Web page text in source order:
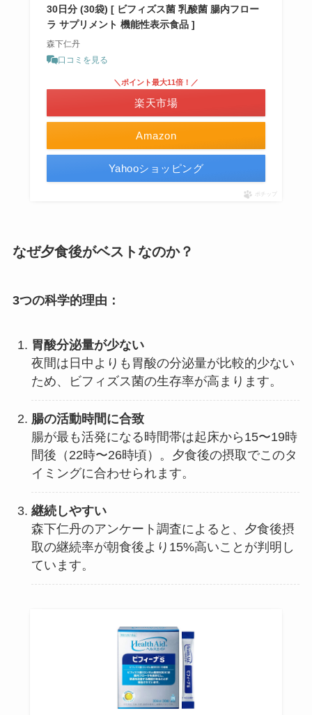
30日分 (30袋) [ ビフィズス菌 乳酸菌 腸内フロー
ラ サプリメント 機能性表示食品 ]
森下仁丹
口コミを見る
Amazon
＼ポイント最大11倍！／
楽天市場
Yahooショッピング
ポチップ
なぜ夕食後がベストなのか？
3つの科学的理由：
胃酸分泌量が少ない
夜間は日中よりも胃酸の分泌量が比較的少ない
ため、ビフィズス菌の生存率が高まります。
腸の活動時間に合致
腸が最も活発になる時間帯は起床から15〜19時
間後（22時〜26時頃）。夕食後の摂取でこのタ
イミングに合わせられます。
継続しやすい
森下仁丹のアンケート調査によると、夕食後摂
取の継続率が朝食後より15%高いことが判明し
ています。